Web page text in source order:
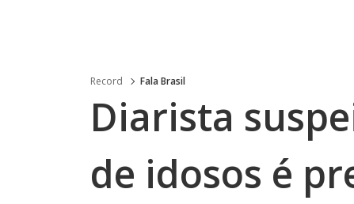
Record Fala Brasil
Diarista
de idosos é